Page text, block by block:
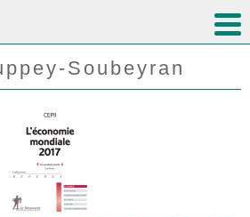
Soubeyran